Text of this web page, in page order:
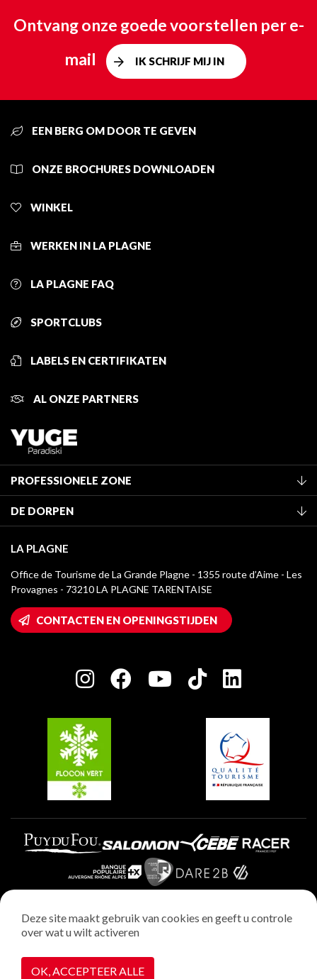
Ontvang onze goede voorstellen per e-
mail
IK SCHRIJF MIJ IN
EEN BERG OM DOOR TE GEVEN
ONZE BROCHURES DOWNLOADEN
WINKEL
WERKEN IN LA PLAGNE
LA PLAGNE FAQ
SPORTCLUBS
LABELS EN CERTIFIKATEN
AL ONZE PARTNERS
PROFESSIONELE ZONE
Classificatie van de gemeubileerde accommodaties
Verblijfstaks
Mediatheek
La Plagne logo's
Wifi toegang
Huis van de eigenaar
Charter van toegewijde spelers
DE DORPEN
Montchavin - Les Coches
Champagny-en-Vanoise
Plagne 1800
Plagne Villages
Plagne Aime 2000
LA PLAGNE
Office de Tourisme de La Grande Plagne - 1355 route d’Aime - Les
Provagnes - 73210 LA PLAGNE TARENTAISE
CONTACTEN EN OPENINGSTIJDEN
Wettelijke vermeldingen
Privacybeleid
Realisatie : StudioJuillet
Deze site maakt gebruik van cookies en geeft u controle
over wat u wilt activeren
OK, ACCEPTEER ALLE